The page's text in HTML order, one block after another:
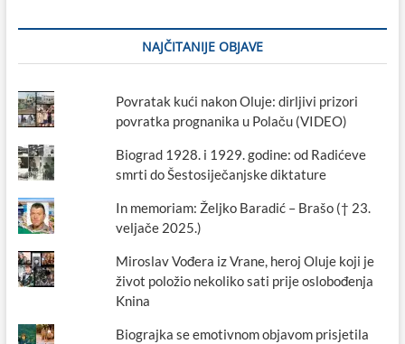
NAJČITANIJE OBJAVE
Povratak kući nakon Oluje: dirljivi prizori
povratka prognanika u Polaču (VIDEO)
Biograd 1928. i 1929. godine: od Radićeve
smrti do Šestosiječanjske diktature
In memoriam: Željko Baradić – Brašo († 23.
veljače 2025.)
Miroslav Vođera iz Vrane, heroj Oluje koji je
život položio nekoliko sati prije oslobođenja
Knina
Biograjka se emotivnom objavom prisjetila